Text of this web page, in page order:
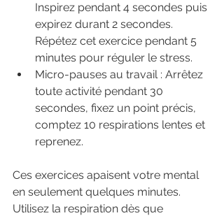
Inspirez pendant 4 secondes puis
expirez durant 2 secondes.
Répétez cet exercice pendant 5
minutes pour réguler le stress.
Micro-pauses au travail : Arrêtez
toute activité pendant 30
secondes, fixez un point précis,
comptez 10 respirations lentes et
reprenez.
Ces exercices apaisent votre mental
en seulement quelques minutes.
Utilisez la respiration dès que